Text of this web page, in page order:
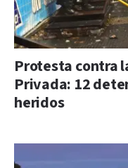
Protesta contra
Privada: 12
heridos